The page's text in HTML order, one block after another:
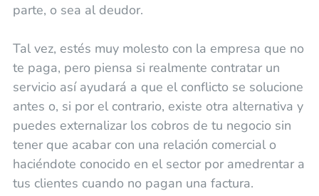
parte, o sea al deudor.
Tal vez, estés muy molesto con la empresa que no
te paga, pero piensa si realmente contratar un
servicio así ayudará a que el conflicto se solucione
antes o, si por el contrario, existe otra alternativa y
puedes externalizar los cobros de tu negocio sin
tener que acabar con una relación comercial o
haciéndote conocido en el sector por amedrentar a
tus clientes cuando no pagan una factura.